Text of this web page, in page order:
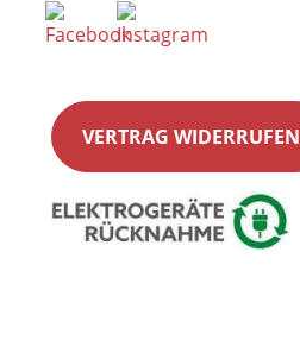
VERTRAG WIDERRUFEN